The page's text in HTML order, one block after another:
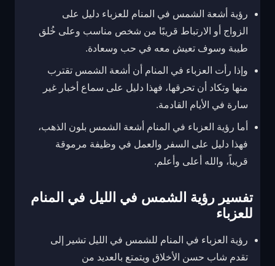
رؤية أشعة الشمس في المنام للعزباء دليل على
الزواج أو الارتباط قريبًا من شخص مناسب وعلى خُلق
طيبة وسوف تعيش معه في حب وسعادة.
وإذا رأت العزباء في المنام أن أشعة الشمس تقترب
منها وتكاد أن تحرقها، فهذا دليل على سماع أخبار غير
سارة في الأيام القادمة.
أما رؤية العزباء في المنام أشعة الشمس بلون الذهب،
فهذا دليل على السفر والعمل في وظيفة مرموقة
قريباً، والله أعلى وأعلم.
تفسير رؤية الشمس في الليل في المنام
للعزباء
رؤية العزباء في المنام للشمس في الليل تشير إلى
تقدم شاب حسن الأخلاق ويتمتع بالعديد من